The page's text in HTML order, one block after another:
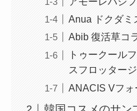
Anua ドクダミ
Abib 復活草コ
トゥークール
スフロッター
ANACIS Vフ